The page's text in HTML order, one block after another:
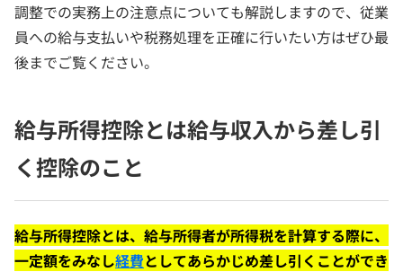
調整での実務上の注意点についても解説しますので、従業
員への給与支払いや税務処理を正確に行いたい方はぜひ最
後までご覧ください。
給与所得控除とは給与収入から差し引
く控除のこと
給与所得控除とは、給与所得者が所得税を計算する際に、
一定額をみなし経費としてあらかじめ差し引くことができ